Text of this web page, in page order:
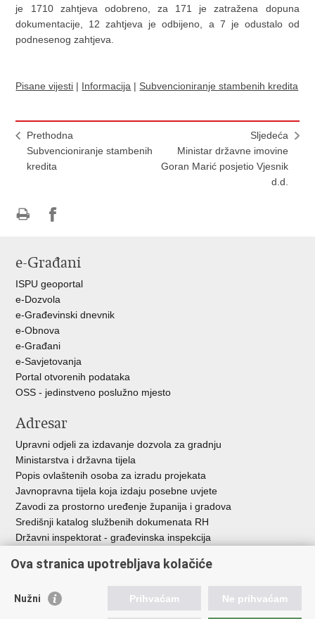
je 1710 zahtjeva odobreno, za 171 je zatražena dopuna
dokumentacije, 12 zahtjeva je odbijeno, a 7 je odustalo od
podnesenog zahtjeva.
Pisane vijesti | Informacija | Subvencioniranje stambenih kredita
Prethodna
Subvencioniranje stambenih
kredita
Sljedeća
Ministar državne imovine
Goran Marić posjetio Vjesnik
d.d.
FacebookuTwitteru
e-Građani
ISPU geoportal
e-Dozvola
e-Građevinski dnevnik
e-Obnova
e-Građani
e-Savjetovanja
Portal otvorenih podataka
OSS - jedinstveno poslužno mjesto
Adresar
Upravni odjeli za izdavanje dozvola za gradnju
Ministarstva i državna tijela
Popis ovlaštenih osoba za izradu projekata
Javnopravna tijela koja izdaju posebne uvjete
Zavodi za prostorno uređenje županija i gradova
Središnji katalog službenih dokumenata RH
Državni inspektorat - građevinska inspekcija
Vlada Republike Hrvatske
Ova stranica upotrebljava kolačiće
Nužni Prihvaćam Ne prihvaćam